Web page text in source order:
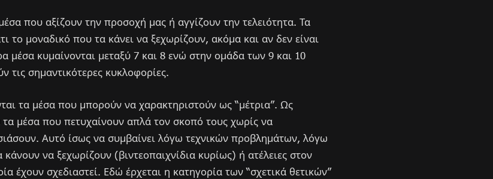
που αξίζουν την προσοχή μας ή αγγίζουν την τελειότητα. Τα
το μοναδικό που τα κάνει να ξεχωρίζουν, ακόμα και αν δεν είναι
μέσα κυμαίνονται μεταξύ 7 και 8 ενώ στην ομάδα των 9 και 10
τις σημαντικότερες κυκλοφορίες.
τα μέσα που μπορούν να χαρακτηριστούν ως “μέτρια”. Ως
τα μέσα που πετυχαίνουν απλά τον σκοπό τους χωρίς να
Αυτό ίσως να συμβαίνει λόγω τεχνικών προβλημάτων, λόγω
να ξεχωρίζουν (βιντεοπαιχνίδια κυρίως) ή ατέλειες στον
έχουν σχεδιαστεί. Εδώ έρχεται η κατηγορία των “σχετικά θετικών”